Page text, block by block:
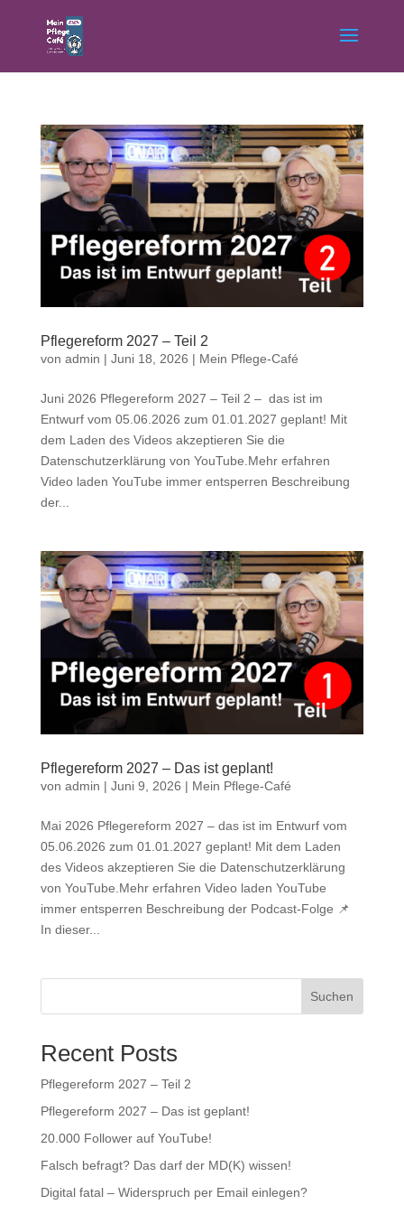
Pflegereform 2027 – Teil 2
von admin | Juni 18, 2026 | Mein Pflege-Café
Juni 2026 Pflegereform 2027 – Teil 2 – das ist im
Entwurf vom 05.06.2026 zum 01.01.2027 geplant! Mit
dem Laden des Videos akzeptieren Sie die
Datenschutzerklärung von YouTube.Mehr erfahren
Video laden YouTube immer entsperren Beschreibung
der...
Pflegereform 2027 – Das ist geplant!
von admin | Juni 9, 2026 | Mein Pflege-Café
Mai 2026 Pflegereform 2027 – das ist im Entwurf vom
05.06.2026 zum 01.01.2027 geplant! Mit dem Laden
des Videos akzeptieren Sie die Datenschutzerklärung
von YouTube.Mehr erfahren Video laden YouTube
immer entsperren Beschreibung der Podcast-Folge 📌
In dieser...
Suchen
Recent Posts
Pflegereform 2027 – Teil 2
Pflegereform 2027 – Das ist geplant!
20.000 Follower auf YouTube!
Falsch befragt? Das darf der MD(K) wissen!
Digital fatal – Widerspruch per Email einlegen?